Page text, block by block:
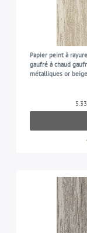
Papier peint à
gaufré à chaud
métalliques or
5.33